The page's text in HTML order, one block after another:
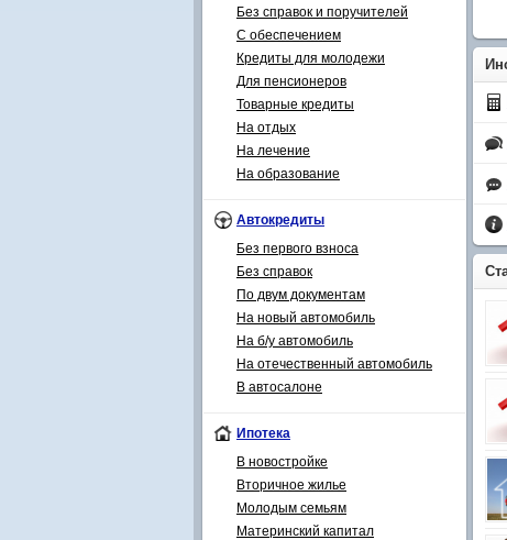
Без справок и поручителей
С обеспечением
Кредиты для молодежи
Для пенсионеров
Товарные кредиты
На отдых
На лечение
На образование
Автокредиты
Без первого взноса
Без справок
По двум документам
На новый автомобиль
На б/у автомобиль
На отечественный автомобиль
В автосалоне
Ипотека
В новостройке
Вторичное жилье
Молодым семьям
Материнский капитал